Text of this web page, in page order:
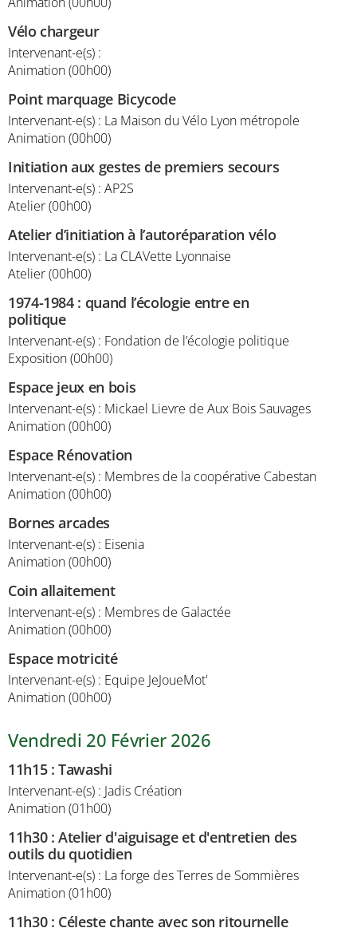
Vélo chargeur
Intervenant-e(s) :
Animation (00h00)
Point marquage Bicycode
Intervenant-e(s) : La Maison du Vélo Lyon métropole
Animation (00h00)
Initiation aux gestes de premiers secours
Intervenant-e(s) : AP2S
Atelier (00h00)
Atelier d’initiation à l’autoréparation vélo
Intervenant-e(s) : La CLAVette Lyonnaise
Atelier (00h00)
1974-1984 : quand l’écologie entre en
politique
Intervenant-e(s) : Fondation de l’écologie politique
Exposition (00h00)
Espace jeux en bois
Intervenant-e(s) : Mickael Lievre de Aux Bois Sauvages
Animation (00h00)
Espace Rénovation
Intervenant-e(s) : Membres de la coopérative Cabestan
Animation (00h00)
Bornes arcades
Intervenant-e(s) : Eisenia
Animation (00h00)
Coin allaitement
Intervenant-e(s) : Membres de Galactée
Animation (00h00)
Espace motricité
Intervenant-e(s) : Equipe JeJoueMot'
Animation (00h00)
Vendredi 20 Février 2026
11h15:Tawashi
Intervenant-e(s) : Jadis Création
Animation (01h00)
11h30:Atelier d'aiguisage et d'entretien des
outils du quotidien
Intervenant-e(s) : La forge des Terres de Sommières
Animation (01h00)
11h30: Céleste chante avec son ritournelle